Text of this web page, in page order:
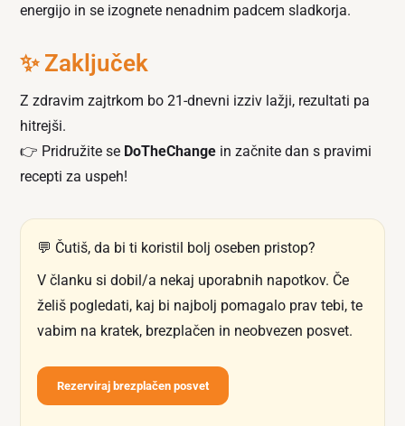
energijo in se izognete nenadnim padcem sladkorja.
✨ Zaključek
Z zdravim zajtrkom bo 21-dnevni izziv lažji, rezultati pa
hitrejši.
👉 Pridružite se DoTheChange in začnite dan s pravimi
recepti za uspeh!
💬 Čutiš, da bi ti koristil bolj oseben pristop?
V članku si dobil/a nekaj uporabnih napotkov. Če
želiš pogledati, kaj bi najbolj pomagalo prav tebi, te
vabim na kratek, brezplačen in neobvezen posvet.
Rezerviraj brezplačen posvet